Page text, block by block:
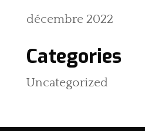
décembre 2022
Categories
Uncategorized